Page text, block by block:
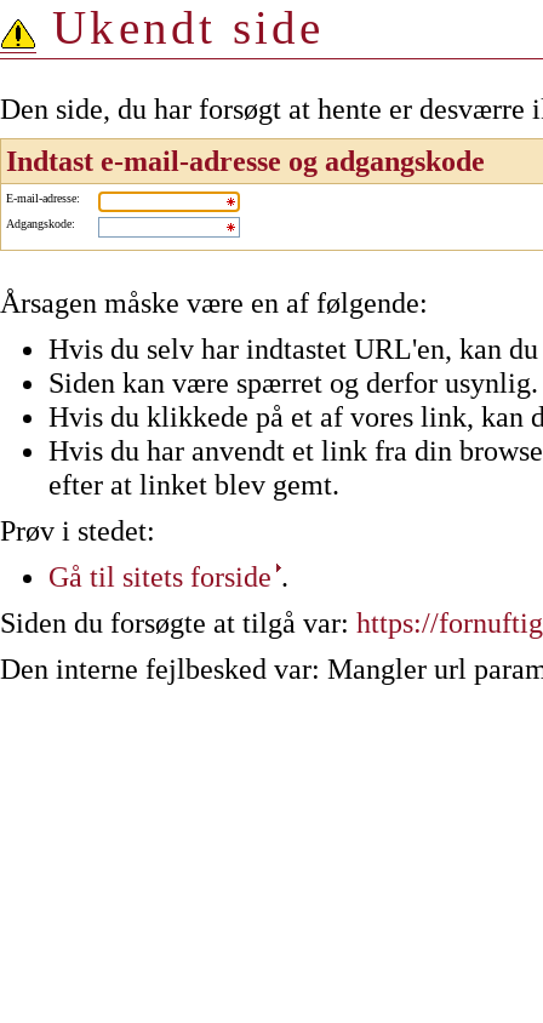
Ukendt side
Den side, du har forsøgt at hente er
Indtast e-mail-adresse og adgangskode
E-mail-adresse:
Adgangskode:
Årsagen måske være en af følgende:
Hvis du selv har indtastet URL'en, kan
Siden kan være spærret og derfor usynlig.
Hvis du klikkede på et af vores link, kan
Hvis du har anvendt et link fra din
efter at linket blev gemt.
Prøv i stedet:
Gå til sitets forside .
Siden du forsøgte at tilgå var: https://
Den interne fejlbesked var: Mangler url